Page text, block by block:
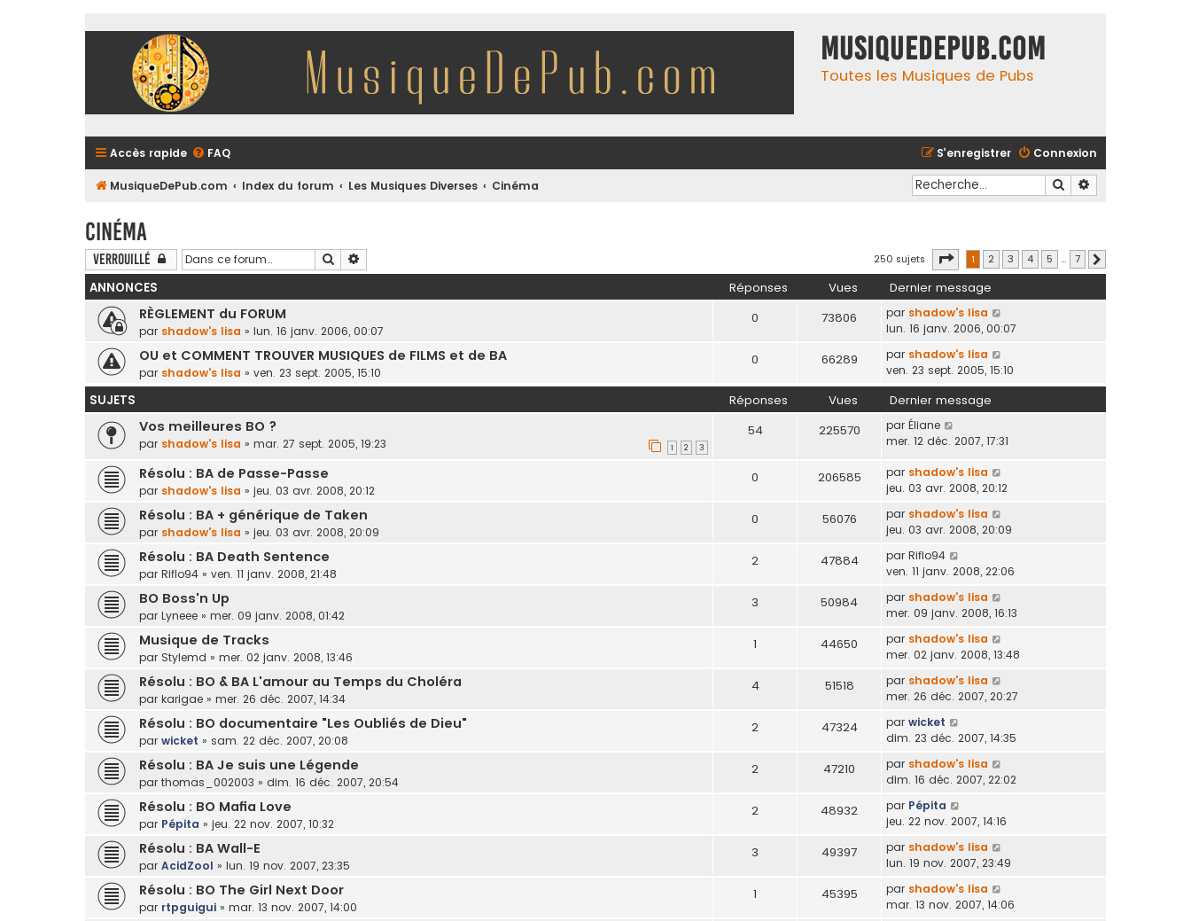
MusiqueDePub.com
Toutes les Musiques de Pubs
Accès rapide FAQ Connexion
S’enregistrer
MusiqueDePub.com Index du forum Les Musiques Diverses Cinéma Rechercher
Cinéma
Verrouillé Rechercher 250 sujets Page sur 7
1 2 3 4 5 … 7
ANNONCES Réponses Vues Dernier message
RÈGLEMENT du FORUM
par shadow's lisa » lun. 16 janv. 2006, 00:07
0 73806 par shadow's lisa
lun. 16 janv. 2006, 00:07
OU et COMMENT TROUVER MUSIQUES de FILMS et de BA
par shadow's lisa » ven. 23 sept. 2005, 15:10
0 66289 par shadow's lisa
ven. 23 sept. 2005, 15:10
SUJETS Réponses Vues Dernier message
Vos meilleures BO ?
par shadow's lisa » mar. 27 sept. 2005, 19:23 1 2 3
54 225570 par Éliane
mer. 12 déc. 2007, 17:31
Résolu : BA de Passe-Passe
par shadow's lisa » jeu. 03 avr. 2008, 20:12
0 206585 par shadow's lisa
jeu. 03 avr. 2008, 20:12
Résolu : BA + générique de Taken
par shadow's lisa » jeu. 03 avr. 2008, 20:09
0 56076 par shadow's lisa
jeu. 03 avr. 2008, 20:09
Résolu : BA Death Sentence
par Riflo94 » ven. 11 janv. 2008, 21:48
2 47884 par Riflo94
ven. 11 janv. 2008, 22:06
BO Boss'n Up
par Lyneee » mer. 09 janv. 2008, 01:42
3 50984 par shadow's lisa
mer. 09 janv. 2008, 16:13
Musique de Tracks
par Stylemd » mer. 02 janv. 2008, 13:46
1 44650 par shadow's lisa
mer. 02 janv. 2008, 13:48
Résolu : BO & BA L'amour au Temps du Choléra
par karigae » mer. 26 déc. 2007, 14:34
4 51518 par shadow's lisa
mer. 26 déc. 2007, 20:27
Résolu : BO documentaire "Les Oubliés de Dieu"
par wicket » sam. 22 déc. 2007, 20:08
2 47324 par wicket
dim. 23 déc. 2007, 14:35
Résolu : BA Je suis une Légende
par thomas_002003 » dim. 16 déc. 2007, 20:54
2 47210 par shadow's lisa
dim. 16 déc. 2007, 22:02
Résolu : BO Mafia Love
par Pépita » jeu. 22 nov. 2007, 10:32
2 48932 par Pépita
jeu. 22 nov. 2007, 14:16
Résolu : BA Wall-E
par AcidZool » lun. 19 nov. 2007, 23:35
3 49397 par shadow's lisa
lun. 19 nov. 2007, 23:49
Résolu : BO The Girl Next Door
par rtpguigui » mar. 13 nov. 2007, 14:00
1 45395 par shadow's lisa
mar. 13 nov. 2007, 14:06